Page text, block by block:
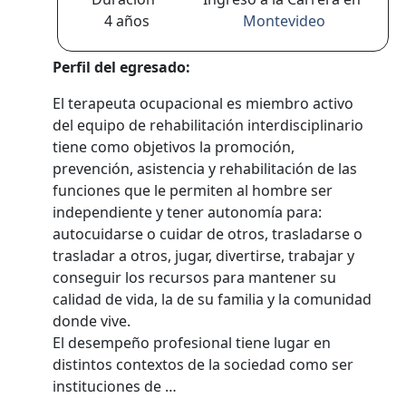
4 años
Montevideo
Perfil del egresado:
El terapeuta ocupacional es miembro activo
del equipo de rehabilitación interdisciplinario
tiene como objetivos la promoción,
prevención, asistencia y rehabilitación de las
funciones que le permiten al hombre ser
independiente y tener autonomía para:
autocuidarse o cuidar de otros, trasladarse o
trasladar a otros, jugar, divertirse, trabajar y
conseguir los recursos para mantener su
calidad de vida, la de su familia y la comunidad
donde vive.
El desempeño profesional tiene lugar en
distintos contextos de la sociedad como ser
instituciones de …